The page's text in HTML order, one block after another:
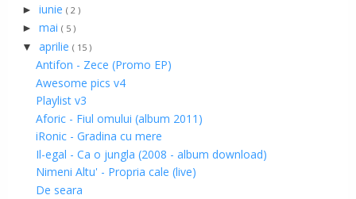
► iunie ( 2 )
► mai ( 5 )
▼ aprilie ( 15 )
Antifon - Zece (Promo EP)
Awesome pics v4
Playlist v3
Aforic - Fiul omului (album 2011)
iRonic - Gradina cu mere
Il-egal - Ca o jungla (2008 - album download)
Nimeni Altu' - Propria cale (live)
De seara